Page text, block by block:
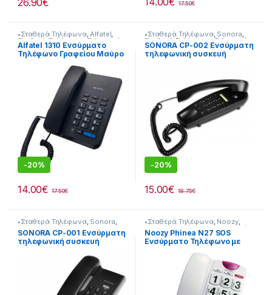
26.90€ 17.50€
•Σταθερά Τηλέφωνα,Alfatel,
Σταθερά Τηλέφωνα Τηλεφωνία
Alfatel 1310 Ενσύρματο
Τηλέφωνο Γραφείου Μαύρο
-20%
14.00€ 17.50€
•Σταθερά Τηλέφωνα, Sonora,
Σταθερά Τηλέφωνα ,Τηλεφωνία
SONORA CP-002 Eνσύρματη
τηλεφωνική συσκευή
-20%
15.00€ 18.75€
•Σταθερά Τηλέφωνα, Sonora,
Σταθερά Τηλέφωνα
SONORA CP-001 Eνσύρματη
τηλεφωνική συσκευή
•Σταθερά Τηλέφωνα, Noozy,
Σταθερά Τηλέφωνα, Τηλεφωνία
Noozy Phinea N27 SOS
Ενσύρματο Τηλέφωνο με
Ακρόαση και Πλήκτρο
Άμεσης Ανάγκης Λευκό